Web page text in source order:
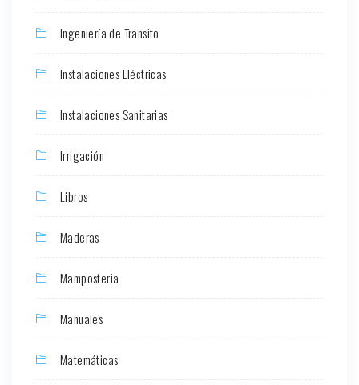
Ingeniería de Transito
Instalaciones Eléctricas
Instalaciones Sanitarias
Irrigación
Libros
Maderas
Mamposteria
Manuales
Matemáticas